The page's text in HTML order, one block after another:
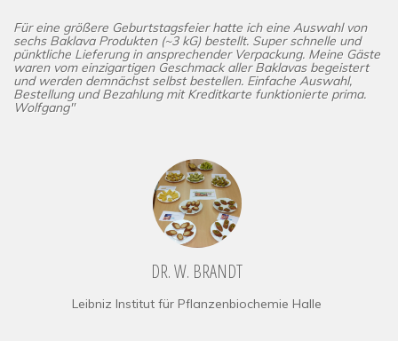
Für eine größere Geburtstagsfeier hatte ich eine Auswahl von
sechs Baklava Produkten (~3 kG) bestellt. Super schnelle und
pünktliche Lieferung in ansprechender Verpackung. Meine Gäste
waren vom einzigartigen Geschmack aller Baklavas begeistert
und werden demnächst selbst bestellen. Einfache Auswahl,
Bestellung und Bezahlung mit Kreditkarte funktionierte prima.
Wolfgang"
DR. W. BRANDT
Leibniz Institut für Pflanzenbiochemie Halle